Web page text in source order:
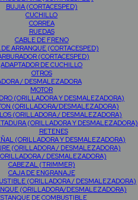
BUJIA (CORTACESPED)
CUCHILLO
CORREA
RUEDAS
CABLE DE FRENO
DE ARRANQUE (CORTACESPED)
(CORTACESPED)
ADAPTADOR DE CUCHILLO
OTROS
/ DESMALEZADORA
MOTOR
(ORILLADORA Y DESMALEZADORA)
(ORILLADORA/DESMALEZADORA)
(ORILLADORA / DESMALEZADORA)
(ORILLADORA Y DESMALEZADORA)
RETENES
(ORILLADORA Y DESMALEZADORA)
(ORILLADORA / DESMALEZADORA)
/ DESMALEZADORA)
CABEZAL (TRIMMER)
CAJA DE ENGRANAJE
(ORILLADORA / DESMALEZADORA)
(ORILLADORA/DESMALEZADORA)
DE COMBUSTIBLE